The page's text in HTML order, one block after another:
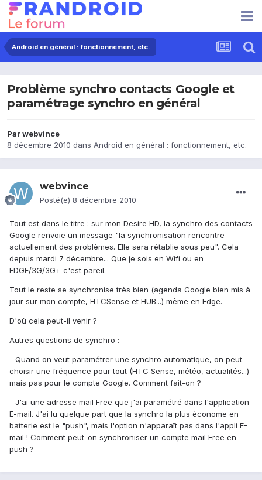
Android en général : fonctionnement, etc.
Problème synchro contacts Google et
paramétrage synchro en général
Parwebvince
8 décembre 2010 dans Android en général : fonctionnement, etc.
webvince
Posté(e) 8 décembre 2010
Tout est dans le titre : sur mon Desire HD, la synchro des contacts
Google renvoie un message "la synchronisation rencontre
actuellement des problèmes. Elle sera rétablie sous peu". Cela
depuis mardi 7 décembre... Que je sois en Wifi ou en
EDGE/3G/3G+ c'est pareil.
Tout le reste se synchronise très bien (agenda Google bien mis à
jour sur mon compte, HTCSense et HUB...) même en Edge.
D'où cela peut-il venir ?
Autres questions de synchro :
- Quand on veut paramétrer une synchro automatique, on peut
choisir une fréquence pour tout (HTC Sense, météo, actualités...)
mais pas pour le compte Google. Comment fait-on ?
- J'ai une adresse mail Free que j'ai paramétré dans l'application
E-mail. J'ai lu quelque part que la synchro la plus économe en
batterie est le "push", mais l'option n'apparaît pas dans l'appli E-
mail ! Comment peut-on synchroniser un compte mail Free en
push ?